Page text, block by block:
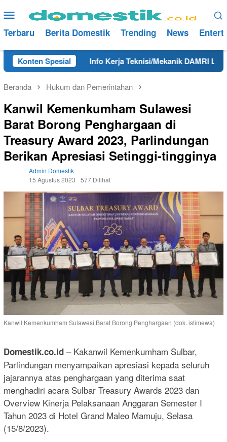
ke
konten
Menu
Mobile
Terbaru Berita Domestik Trending News
Konten Spesial
2025 Info Kerja Teknisi/Mekanik DAMRI Lulusan
Beranda Hukum dan Pemerintahan
Kanwil Kemenkumham Sulawesi
Barat Borong Penghargaan di
Treasury Award 2023, Parlindungan
Berikan Apresiasi Setinggi-tingginya
Admin Domestik
15 Agustus 2023
577 Dilihat
Kanwil Kemenkumham Sulawesi Barat Borong Penghargaan (dok. istimewa)
Domestik.co.id – Kakanwil Kemenkumham Sulbar,
Parlindungan menyampaikan apresiasi kepada seluruh
jajarannya atas penghargaan yang diterima saat
menghadiri acara Sulbar Treasury Awards 2023 dan
Overview Kinerja Pelaksanaan Anggaran Semester I
Tahun 2023 di Hotel Grand Maleo Mamuju, Selasa
(15/8/2023).